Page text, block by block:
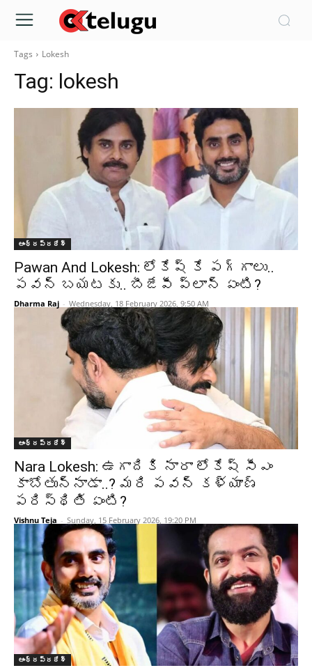
Tags Lokesh
Tag: lokesh
ఆంధ్రప్రదేశ్‌
Pawan And Lokesh: లోకేష్ కే పగ్గాలు..
పవన్ బయటకు.. బీజేపీ ప్లాన్ ఏంటి?
Dharma Raj - Wednesday, 18 February 2026, 9:50 AM
ఆంధ్రప్రదేశ్‌
Nara Lokesh: ఉగాదికి నారా లోకేష్ సీఎం
కాబోతున్నాడా..? మరి పవన్ కళ్యాణ్
పరిస్థితి ఏంటి?
Vishnu Teja - Sunday, 15 February 2026, 19:20 PM
ఆంధ్రప్రదేశ్‌